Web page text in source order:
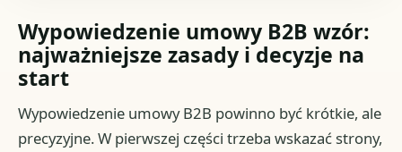
Wypowiedzenie umowy B2B wzór:
najważniejsze zasady i decyzje na
start
Wypowiedzenie umowy B2B powinno być krótkie, ale
precyzyjne. W pierwszej części trzeba wskazać strony,